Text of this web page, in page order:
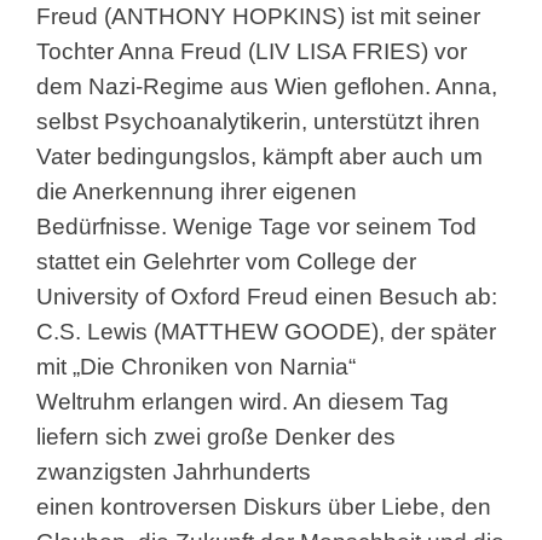
Freud (ANTHONY HOPKINS) ist mit seiner
Tochter Anna Freud (LIV LISA FRIES) vor
dem Nazi-Regime aus Wien geflohen. Anna,
selbst Psychoanalytikerin, unterstützt ihren
Vater bedingungslos, kämpft aber auch um
die Anerkennung ihrer eigenen
Bedürfnisse. Wenige Tage vor seinem Tod
stattet ein Gelehrter vom College der
University of Oxford Freud einen Besuch ab:
C.S. Lewis (MATTHEW GOODE), der später
mit „Die Chroniken von Narnia“
Weltruhm erlangen wird. An diesem Tag
liefern sich zwei große Denker des
zwanzigsten Jahrhunderts
einen kontroversen Diskurs über Liebe, den